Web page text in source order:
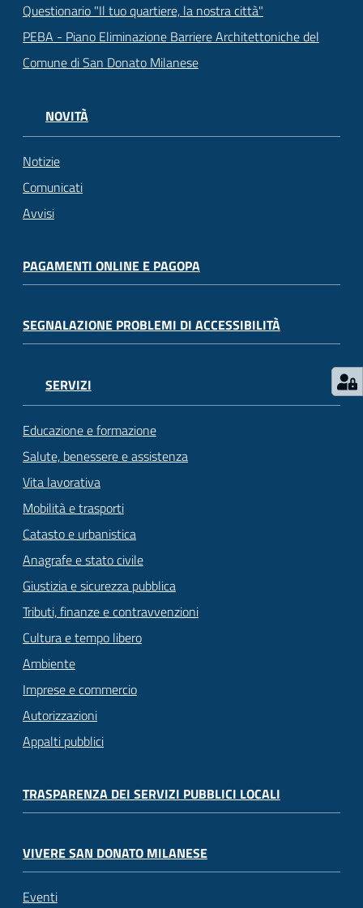
Questionario "Il tuo quartiere, la nostra città"
PEBA - Piano Eliminazione Barriere Architettoniche del
Comune di San Donato Milanese
NOVITÀ
Notizie
Comunicati
Avvisi
PAGAMENTI ONLINE E PAGOPA
SEGNALAZIONE PROBLEMI DI ACCESSIBILITÀ
SERVIZI
Educazione e formazione
Salute, benessere e assistenza
Vita lavorativa
Mobilità e trasporti
Catasto e urbanistica
Anagrafe e stato civile
Giustizia e sicurezza pubblica
Tributi, finanze e contravvenzioni
Cultura e tempo libero
Ambiente
Imprese e commercio
Autorizzazioni
Appalti pubblici
TRASPARENZA DEI SERVIZI PUBBLICI LOCALI
VIVERE SAN DONATO MILANESE
Eventi